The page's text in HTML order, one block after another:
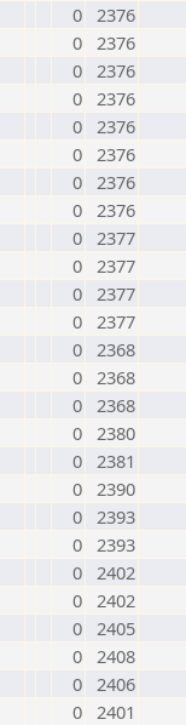
0 2376
0 2376
0 2376
0 2376
0 2376
0 2376
0 2376
0 2376
0 2377
0 2377
0 2377
0 2377
0 2368
0 2368
0 2368
0 2380
0 2381
0 2390
0 2393
0 2393
0 2402
0 2402
0 2405
0 2408
0 2406
0 2401